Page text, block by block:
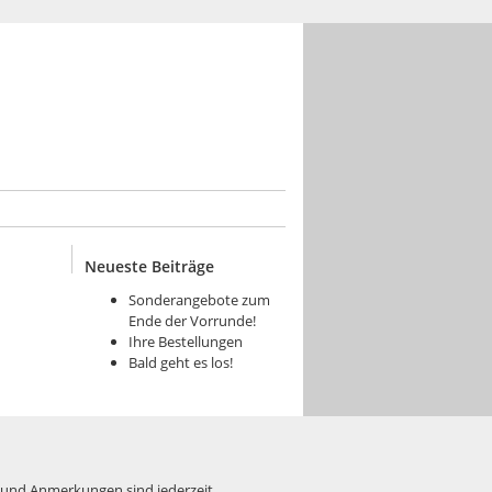
Neueste Beiträge
Sonderangebote zum
Ende der Vorrunde!
Ihre Bestellungen
Bald geht es los!